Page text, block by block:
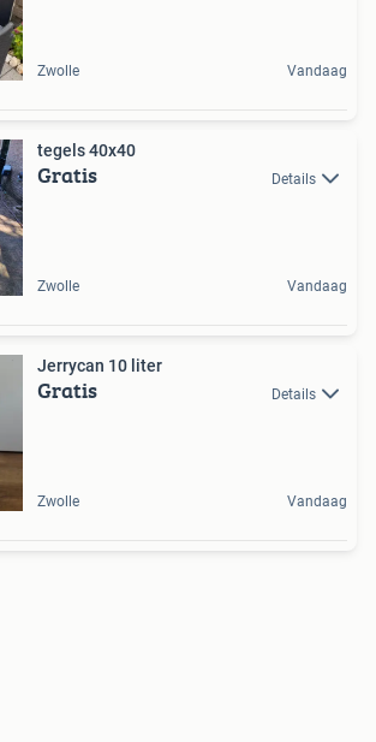
Zwolle Vandaag
tegels 40x40
Gratis Details
Zwolle Vandaag
Jerrycan 10 liter
Gratis Details
Zwolle Vandaag